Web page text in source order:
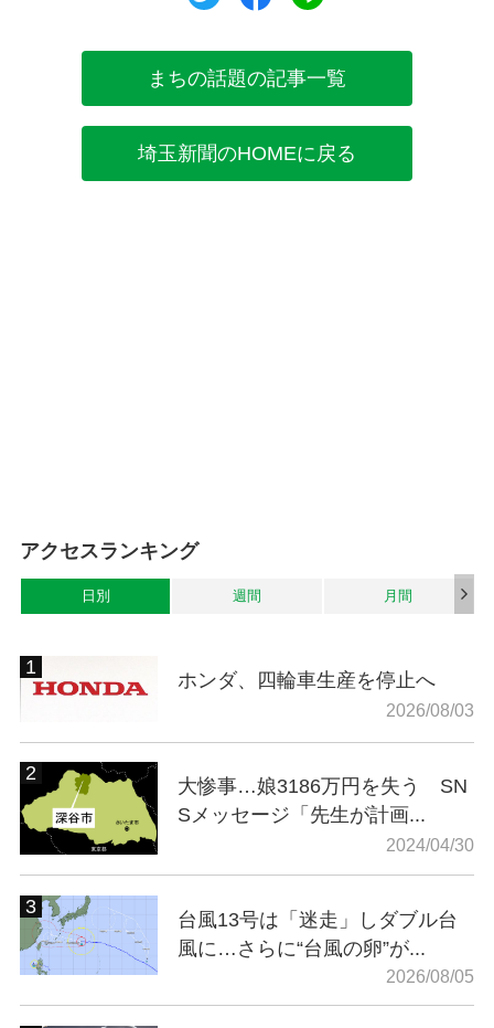
まちの話題の記事一覧
埼玉新聞のHOMEに戻る
アクセスランキング
日別 週間 月間
ホンダ、四輪車生産を停止へ
2026/08/03
大惨事…娘3186万円を失う SN
Sメッセージ「先生が計画...
2024/04/30
台風13号は「迷走」しダブル台
風に…さらに“台風の卵”が...
2026/08/05